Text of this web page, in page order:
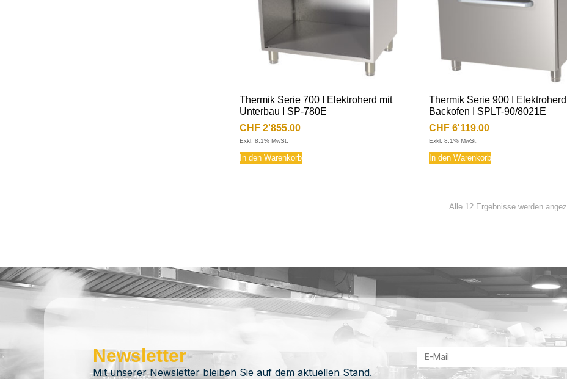
Thermik Serie 700 I Elektroherd mit
Unterbau I SP-780E
CHF 2'855.00
Exkl. 8,1% MwSt.
In den Warenkorb
Thermik Serie 900 I
Backofen I SPLT-90/8021E
CHF 6'119.00
Exkl. 8,1% MwSt.
In den Warenkorb
Alle 12 Ergebnisse werden
Newsletter
Mit unserer Newsletter bleiben Sie auf dem aktuellen Stand.